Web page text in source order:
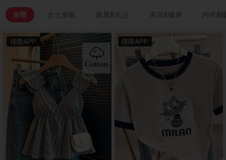
全部 女士服裝 家居&生活 美容&健康 內衣&
僅限APP 僅限APP